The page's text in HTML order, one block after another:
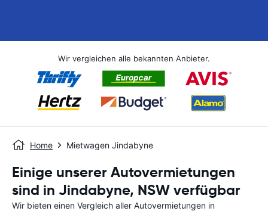
Wir vergleichen alle bekannten Anbieter.
Home Mietwagen Jindabyne
Einige unserer Autovermietungen
sind in Jindabyne, NSW verfügbar
Wir bieten einen Vergleich aller Autovermietungen in